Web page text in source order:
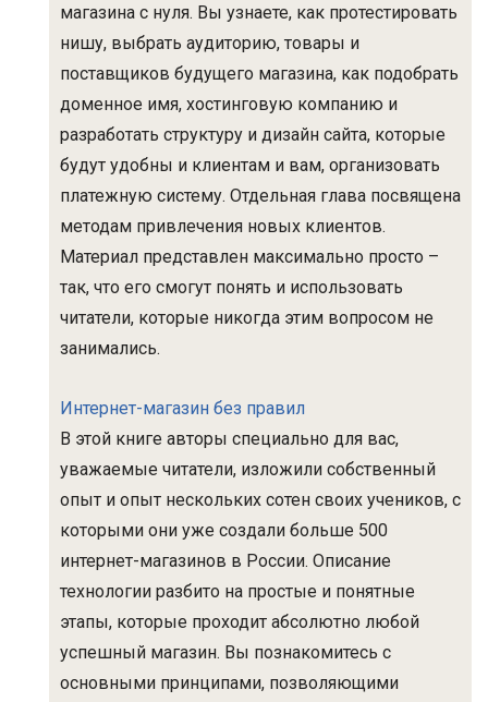
магазина с нуля. Вы узнаете, как протестировать
нишу, выбрать аудиторию, товары и
поставщиков будущего магазина, как подобрать
доменное имя, хостинговую компанию и
разработать структуру и дизайн сайта, которые
будут удобны и клиентам и вам, организовать
платежную систему. Отдельная глава посвящена
методам привлечения новых клиентов.
Материал представлен максимально просто –
так, что его смогут понять и использовать
читатели, которые никогда этим вопросом не
занимались.
Интернет-магазин без правил
В этой книге авторы специально для вас,
уважаемые читатели, изложили собственный
опыт и опыт нескольких сотен своих учеников, с
которыми они уже создали больше 500
интернет-магазинов в России. Описание
технологии разбито на простые и понятные
этапы, которые проходит абсолютно любой
успешный магазин. Вы познакомитесь с
основными принципами, позволяющими